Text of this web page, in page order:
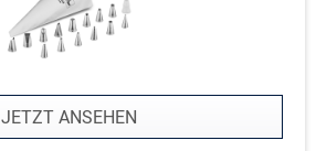
JETZT ANSEHEN